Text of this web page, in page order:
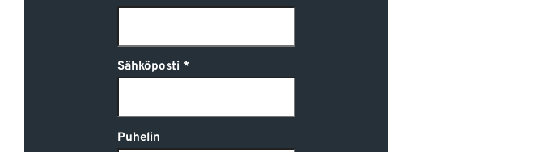
Sähköposti
Puhelin